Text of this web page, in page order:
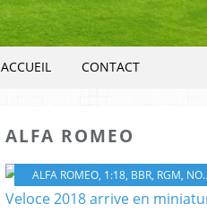
ACCUEIL CONTACT
ALFA ROMEO
ALFA ROMEO, 1:18, BBR, RGM, NOUVEAUTÉ